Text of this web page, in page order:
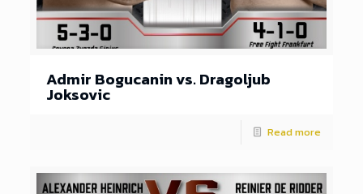
Admir Bogucanin vs. Dragoljub
Joksovic
Read more